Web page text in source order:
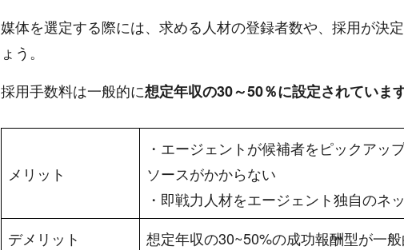
媒体を選定する際には、求める人材の登録者数や、採用が決
ょう。
採用手数料は一般的に想定年収の30～50％に設定されています
メリット
・エージェントが候補者をピックアッ
ソースがかからない
・即戦力人材をエージェント独自のネ
デメリット
想定年収の30~50%の成功報酬型が一